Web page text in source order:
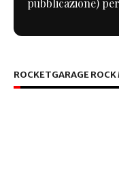
pubblicazione)
ROCKETGARAGE ROCK